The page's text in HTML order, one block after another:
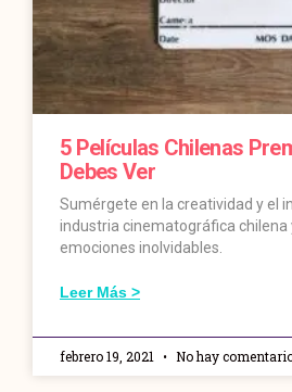
5 Películas Chilenas
Debes Ver
Sumérgete en la creatividad y el
industria cinematográfica chilena
emociones inolvidables.
Leer Más >
febrero 19, 2021 No hay